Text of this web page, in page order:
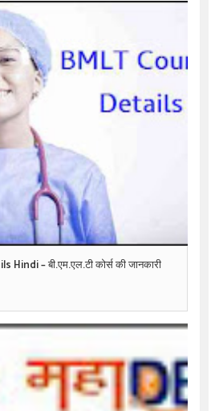
– बी.एम.एल.टी कोर्स की जानकारी